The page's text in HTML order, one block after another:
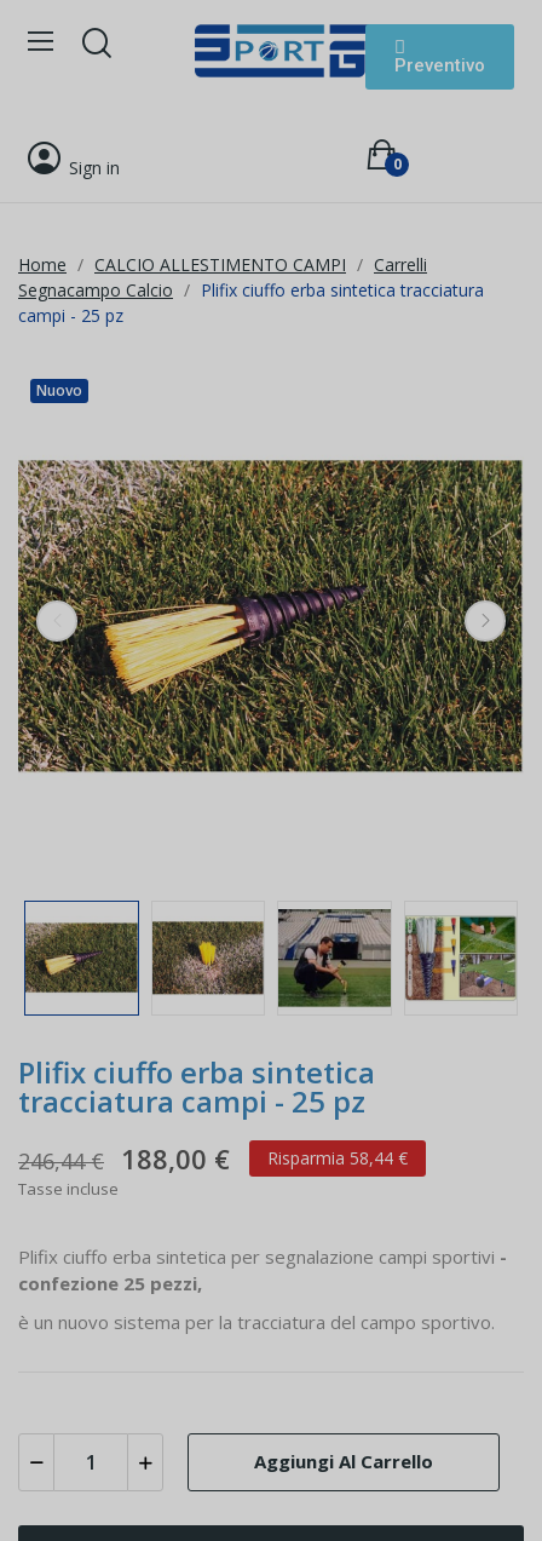
Preventivo
Sign in 0
Home CALCIO ALLESTIMENTO CAMPI
Carrelli
Segnacampo Calcio
Plifix ciuffo erba sintetica tracciatura
campi - 25 pz
Nuovo
Plifix ciuffo erba sintetica
tracciatura campi - 25 pz
246,44 € 188,00 € Risparmia 58,44 €
Tasse incluse
Plifix ciuffo erba sintetica per segnalazione campi sportivi -
confezione 25 pezzi,
è un nuovo sistema per la tracciatura del campo sportivo.
Aggiungi Al Carrello